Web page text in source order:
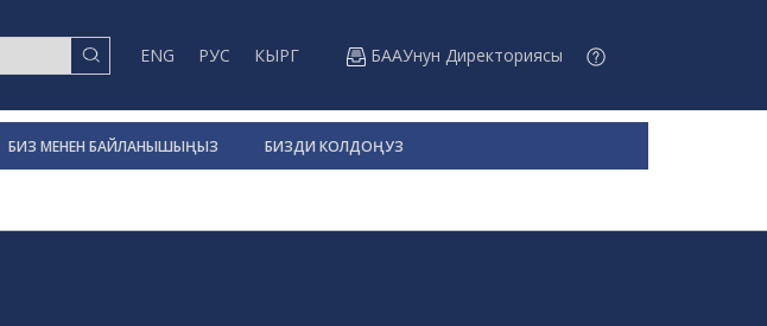
ENG РУС КЫРГ БААУнун Директориясы
БИЗ МЕНЕН БАЙЛАНЫШЫҢЫЗ БИЗДИ КОЛДОҢУЗ